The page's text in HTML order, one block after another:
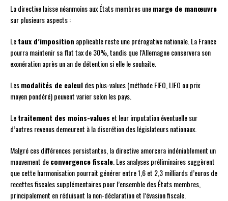
La directive laisse néanmoins aux États membres unemarge de manœuvre
sur plusieurs aspects :
Letaux d’imposition applicable reste une prérogative nationale. La France
pourra maintenir sa flat tax de 30%, tandis que l’Allemagne conservera son
exonération après un an de détention si elle le souhaite.
Lesmodalités de calculdes plus-values (méthode FIFO, LIFO ou prix
moyen pondéré) peuvent varier selon les pays.
Letraitement des moins-values et leur imputation éventuelle sur
d’autres revenus demeurent à la discrétion des législateurs nationaux.
Malgré ces différences persistantes, la directive amorcera indéniablement un
mouvement deconvergence fiscale . Les analyses préliminaires suggèrent
que cette harmonisation pourrait générer entre 1,6 et 2,3 milliards d’euros de
recettes fiscales supplémentaires pour l’ensemble des États membres,
principalement en réduisant la non-déclaration et l’évasion fiscale.